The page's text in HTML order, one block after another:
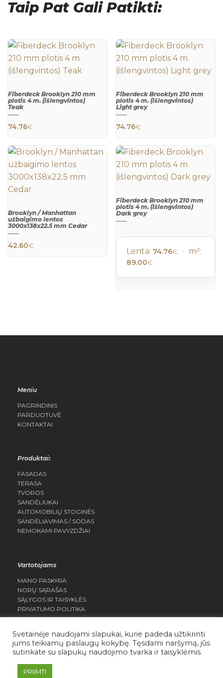
Taip Pat Gali Patikti:
Fiberdeck Brooklyn 210 mm
plotis 4 m. (išlengvintos)
Teak
74.76€
Fiberdeck Brooklyn 210 mm
plotis 4 m. (išlengvintos)
Light grey
74.76€
Brooklyn / Manhattan
užbaigimo lentos
3000x138x22.5 mm Cedar
42.60€
Fiberdeck Brooklyn 210 mm
plotis 4 m. (išlengvintos)
Dark grey
Lenta: 74.76€ · m²:
89.00€
Meniu
PAGRINDINIS
PARDUOTUVĖ
KONTAKTAI
Produktai:
FASADAS
TERASA
TVOROS
SANDĖLIUKAI
AUTOMOBILIŲ STOGINĖS
SANDĖLIAVIMAS / SODAS
NEMOKAMI PAVYZDŽIAI
Vartotojams
MANO PASKYRA
NORŲ SĄRAŠAS
SĄLYGOS IR TAISYKLĖS
PRIVATUMO POLITIKA
Svetainėje naudojami slapukai, kurie padeda užtikrinti
jums teikiamų paslaugų kokybę. Tęsdami naršymą, jūs
sutinkate su slapukų naudojimo tvarka ir taisyklėmis.
PRIIMTI